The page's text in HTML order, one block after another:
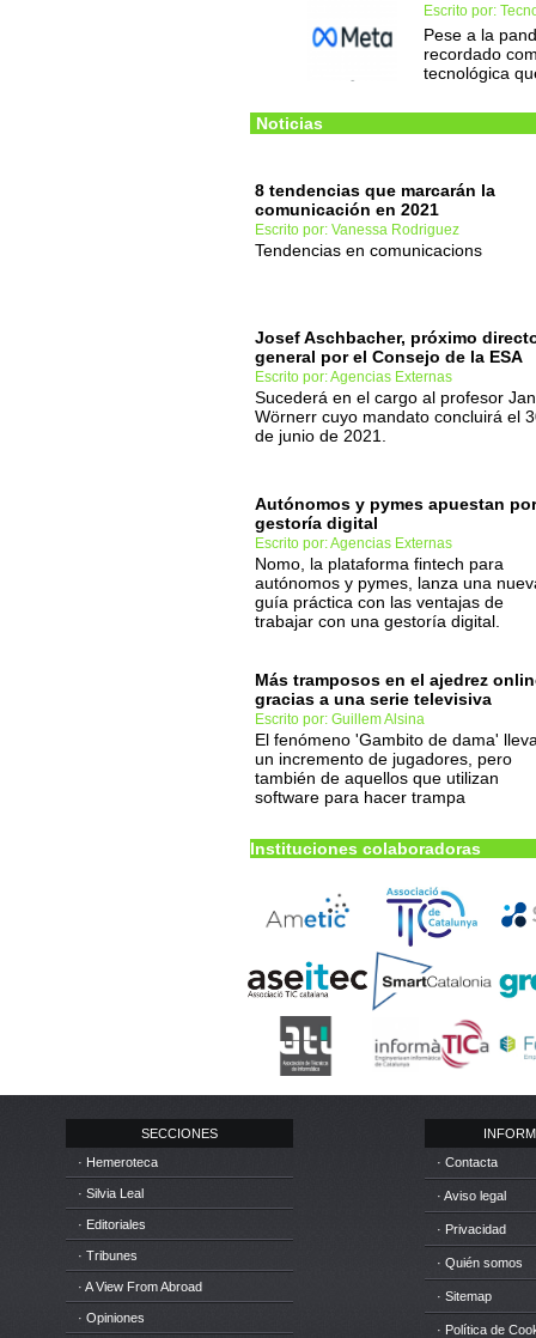
Escrito por:
Pese a la
recordado
tecnológica
Noticias
8 tendencias que marcarán la
comunicación en 2021
Escrito por: Vanessa Rodriguez
Tendencias en comunicacions
Josef Aschbacher, próximo
general por el Consejo de la ESA
Escrito por: Agencias Externas
Sucederá en el cargo al profesor Jan
Wörnerr cuyo mandato concluirá el
de junio de 2021.
Autónomos y pymes apuestan
gestoría digital
Escrito por: Agencias Externas
Nomo, la plataforma fintech para
autónomos y pymes, lanza una
guía práctica con las ventajas de
trabajar con una gestoría digital.
Más tramposos en el ajedrez
gracias a una serie televisiva
Escrito por: Guillem Alsina
El fenómeno 'Gambito de dama'
un incremento de jugadores, pero
también de aquellos que utilizan
software para hacer trampa
Instituciones colaboradoras
SECCIONES
· Hemeroteca
· Silvia Leal
· Editoriales
· Tribunes
· A View From Abroad
· Opiniones
· Contacta
· Aviso legal
· Privacidad
· Quién somos
· Sitemap
· Política de